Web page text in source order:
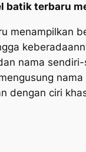
batik terbaru
menampilkan
nama
dengan ciri